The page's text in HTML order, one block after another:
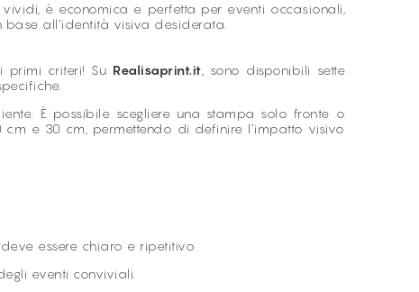
è economica e perfetta per eventi occasionali,
all’identità visiva desiderata.
primi criteri! Su Realisaprint.it , sono disponibili sette
È possibile scegliere una stampa solo fronte o
e 30 cm, permettendo di definire l’impatto visivo
essere chiaro e ripetitivo.
eventi conviviali.